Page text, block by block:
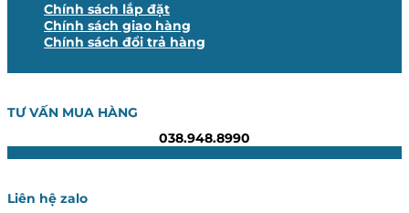
Chính sách lắp đặt
Chính sách giao hàng
Chính sách đổi trả hàng
TƯ VẤN MUA HÀNG
038.948.8990
Liên hệ zalo